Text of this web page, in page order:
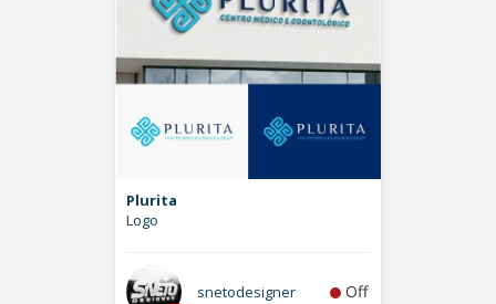
Plurita
Logo
snetodesigner Off